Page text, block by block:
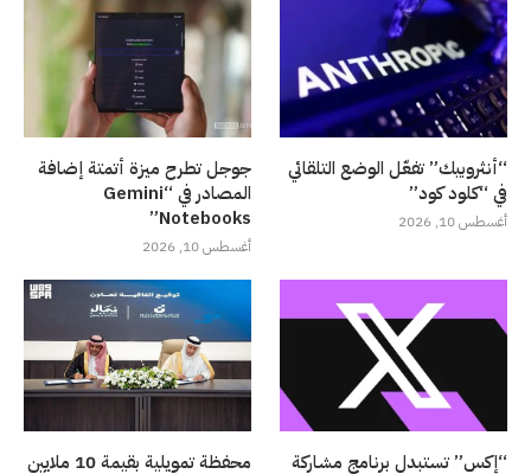
“أنثروبيك” تفعّل الوضع التلقائي
في “كلود كود”
أغسطس 10, 2026
جوجل تطرح ميزة أتمتة إضافة
المصادر في “Gemini
Notebooks”
أغسطس 10, 2026
“إكس” تستبدل برنامج مشاركة
محفظة تمويلية بقيمة 10 ملايين